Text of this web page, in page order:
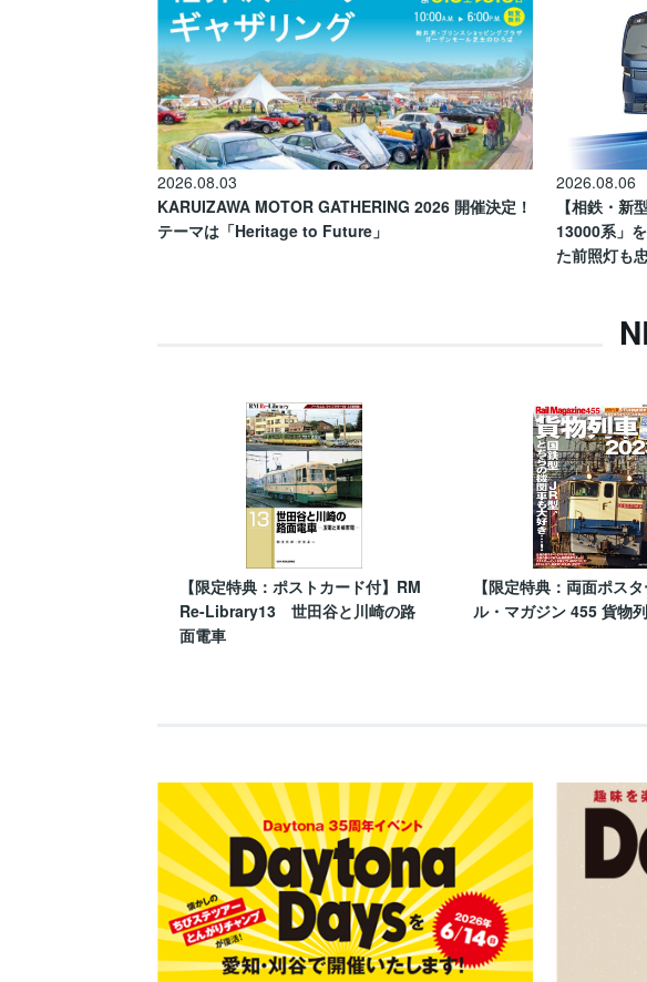
2026.08.03
KARUIZAWA MOTOR GATHERING 2026 開催決定！
テーマは「Heritage to Future」
2026.08.06
【相鉄・新
13000系」
た前照灯も
【限定特典：ポストカード付】RM
Re-Library13 世田谷と川崎の路
面電車
【限定特典：両面ポス
ル・マガジン 455 貨物